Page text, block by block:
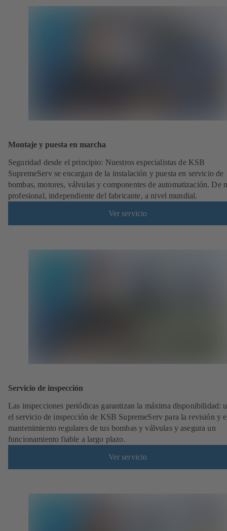
Montaje y puesta en marcha
Seguridad desde el principio: Nuestros especialistas de KSB
SupremeServ se encargan de la instalación y puesta en servicio de
bombas, motores, válvulas y componentes de automatización. De
profesional, independiente del fabricante, a nivel mundial.
Ver servicio
Servicio de inspección
Las inspecciones periódicas garantizan la máxima disponibilidad:
el servicio de inspección de KSB SupremeServ para la revisión y
mantenimiento regulares de tus bombas y válvulas y asegura un
funcionamiento fiable a largo plazo.
Ver servicio